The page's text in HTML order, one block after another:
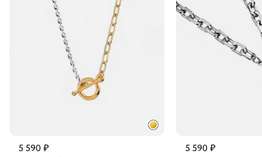
5 590 ₽ 5 590 ₽